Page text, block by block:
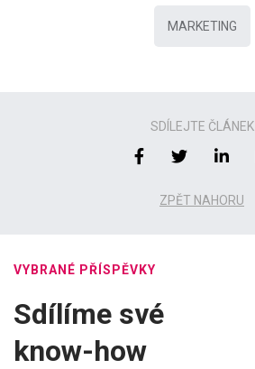
MARKETING
SDÍLEJTE ČLÁNEK
ZPĚT NAHORU
VYBRANÉ PŘÍSPĚVKY
Sdílíme své
know-how